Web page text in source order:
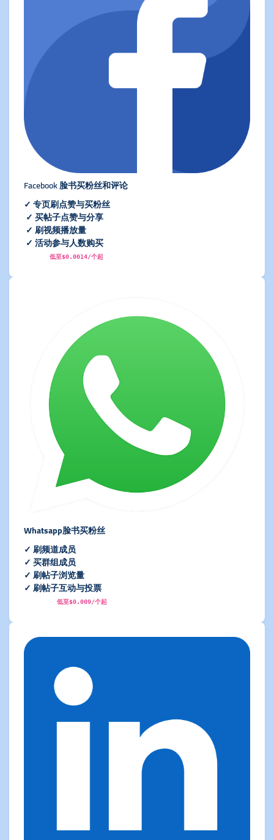
Facebook 脸书买粉丝和评论
✓ 专页刷点赞与买粉丝
✓ 买帖子点赞与分享
✓ 刷视频播放量
✓ 活动参与人数购买
低至$0.0014/个起
Whatsapp脸书买粉丝
✓ 刷频道成员
✓ 买群组成员
✓ 刷帖子浏览量
✓ 刷帖子互动与投票
低至$0.009/个起